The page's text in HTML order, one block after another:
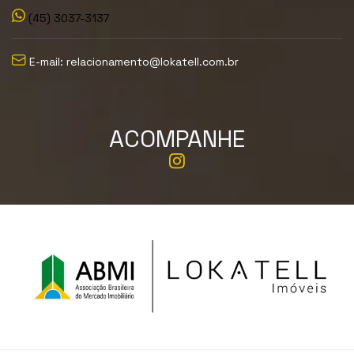
(45) 3037-3137
E-mail: relacionamento@lokatell.com.br
ACOMPANHE